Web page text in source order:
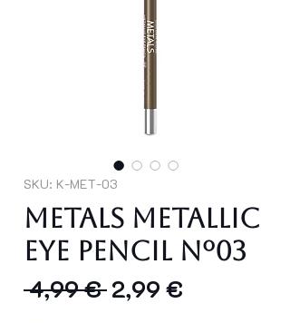
SKU: K-MET-03
Metals Metallic
Eye Pencil Nº03
4,99 € Precio
2,99 €